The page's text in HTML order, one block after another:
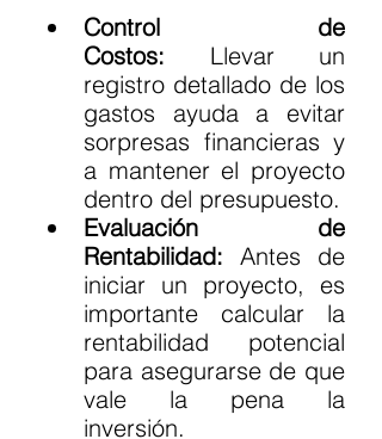
Control de
Costos: Llevar un
registro detallado de los
gastos ayuda a evitar
sorpresas financieras y
a mantener el proyecto
dentro del presupuesto.
Evaluación de
Rentabilidad: Antes de
iniciar un proyecto, es
importante calcular la
rentabilidad potencial
para asegurarse de que
vale la pena la
inversión.